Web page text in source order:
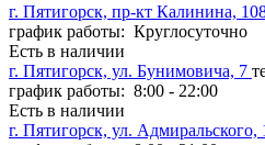
г. Пятигорск, пр-кт Калинина,
график работы: Круглосуточно
Есть в наличии
г. Пятигорск, ул. Бунимовича, 7
график работы: 8:00 - 22:00
Есть в наличии
г. Пятигорск, ул. Адмиральского,